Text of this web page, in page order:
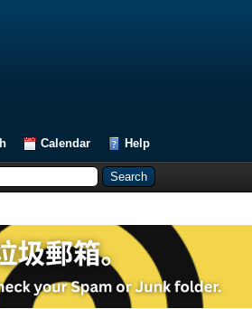
Calendar Help